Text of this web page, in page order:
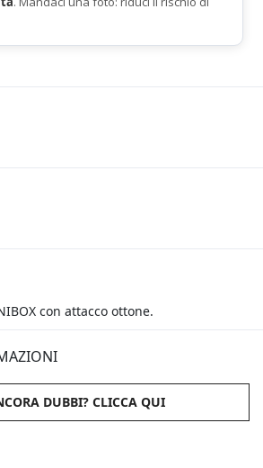
con attacco ottone.
DUBBI? CLICCA QUI